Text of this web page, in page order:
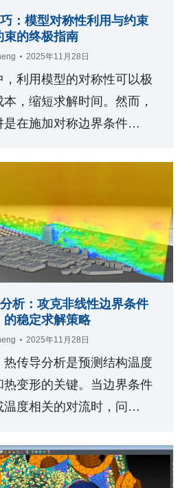
：模型对称性利用与约束
束的终极指南
2025年11月28日
利用模型的对称性可以极
，缩短求解时间。然而，
是在施加对称边界条件…
析：攻克非线性边界条件
的稳定求解策略
2025年11月28日
传导分析是预测结构温度
变形的关键。当边界条件
温度相关的对流时，问…